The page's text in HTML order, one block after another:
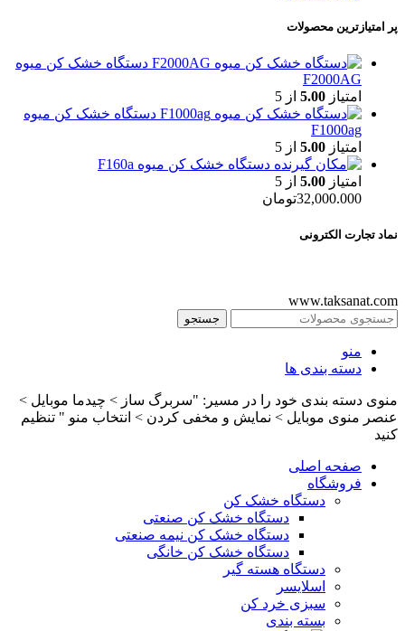
پر امتیازترین محصولات
دستگاه خشک کن میوه
F2000AG
امتیاز 5.00 از 5
دستگاه خشک کن میوه
F1000ag
امتیاز 5.00 از 5
دستگاه خشک کن میوه F160a
امتیاز 5.00 از 5
32,000.000تومان
نماد تجارت الکترونی
www.taksanat.com
جستجو
منو
دسته بندی ها
منوی دسته بندی خود را در مسیر: "سربرگ ساز > چیدما موبایل >
عنصر منوی موبایل > نمایش و مخفی کردن > انتخاب منو " تنظیم
کنید
صفحه اصلی
فروشگاه
دستگاه خشک کن
دستگاه خشک کن صنعتی
دستگاه خشک کن نیمه صنعتی
دستگاه خشک کن خانگی
دستگاه هسته گیر
اسلایسر
سبزی خرد کن
بسته بندی